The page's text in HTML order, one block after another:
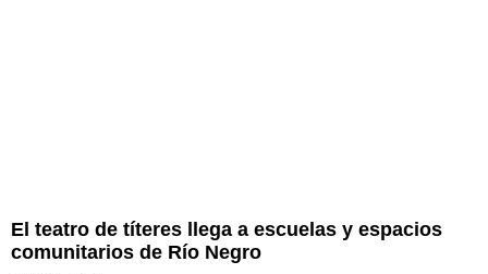
El teatro de títeres llega a escuelas y espacios
comunitarios de Río Negro